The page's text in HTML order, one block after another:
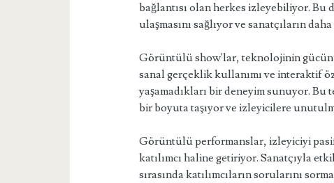
bağlantısı olan herkes izleyebiliyor. Bu
ulaşmasını sağlıyor ve sanatçıların
Görüntülü show'lar, teknolojinin
sanal gerçeklik kullanımı ve interaktif
yaşamadıkları bir deneyim sunuyor.
bir boyuta taşıyor ve izleyicilere
Görüntülü performanslar, izleyiciyi
katılımcı haline getiriyor. Sanatçıyla
sırasında katılımcıların sorularını